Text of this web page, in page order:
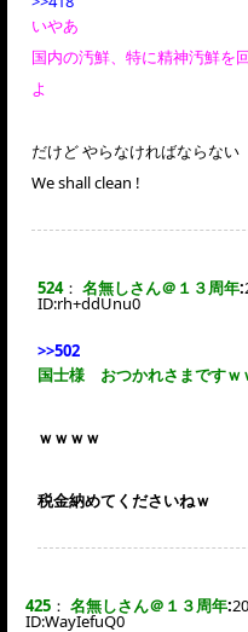
いやあ
国内の汚鮮、特に精神汚鮮を
よ
だけど やらなければならない
We shall clean !
524： 名無しさん＠１３周年:
ID:rh+ddUnu0
>>502
国士様 おつかれさまですｗ
ｗｗｗｗ
税金納めてくださいねｗ
425 ： 名無しさん＠１３周年:
ID:WayIefuQ0